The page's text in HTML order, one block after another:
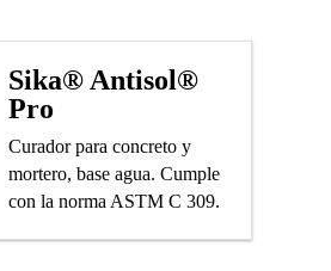
Sika® Antisol®
Pro
Curador para concreto y
mortero, base agua. Cumple
con la norma ASTM C 309.